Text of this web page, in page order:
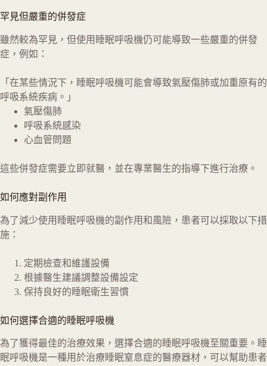
罕見但嚴重的併發症
雖然較為罕見，但使用睡眠呼吸機仍可能導致一些嚴重的併發
症，例如：
「在某些情況下，睡眠呼吸機可能會導致氣壓傷肺或加重原有的
呼吸系統疾病。」
氣壓傷肺
呼吸系統感染
心血管問題
這些併發症需要立即就醫，並在專業醫生的指導下進行治療。
如何應對副作用
為了減少使用睡眠呼吸機的副作用和風險，患者可以採取以下措
施：
定期檢查和維護設備
根據醫生建議調整設備設定
保持良好的睡眠衛生習慣
如何選擇合適的睡眠呼吸機
為了獲得最佳的治療效果，選擇合適的睡眠呼吸機至關重要。睡
眠呼吸機是一種用於治療睡眠窒息症的醫療器材，可以幫助患者